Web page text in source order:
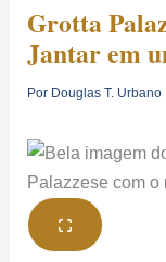
Grotta
Jantar em
Por Douglas T. Urbano